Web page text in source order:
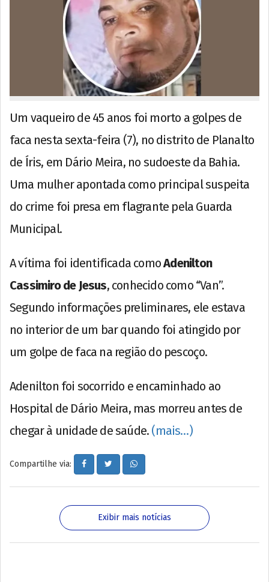
Um vaqueiro de 45 anos foi morto a golpes de
faca nesta sexta-feira (7), no distrito de Planalto
de Íris, em Dário Meira, no sudoeste da Bahia.
Uma mulher apontada como principal suspeita
do crime foi presa em flagrante pela Guarda
Municipal.
A vítima foi identificada comoAdenilton
Cassimiro de Jesus, conhecido como “Van”.
Segundo informações preliminares, ele estava
no interior de um bar quando foi atingido por
um golpe de faca na região do pescoço.
Adenilton foi socorrido e encaminhado ao
Hospital de Dário Meira, mas morreu antes de
chegar à unidade de saúde. (mais…)
Compartilhe via:
Exibir mais notícias